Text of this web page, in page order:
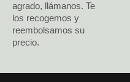
agrado, llámanos. Te
los recogemos y
reembolsamos su
precio.